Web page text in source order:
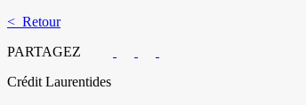
< Retour
PARTAGEZ
Crédit Laurentides